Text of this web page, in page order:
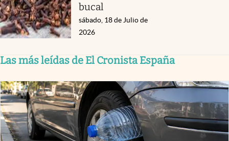
bucal
sábado, 18 de Julio de
2026
Las más leídas de El Cronista España